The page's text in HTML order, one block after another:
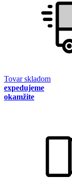
Tovar skladom
expedujeme
okamžite